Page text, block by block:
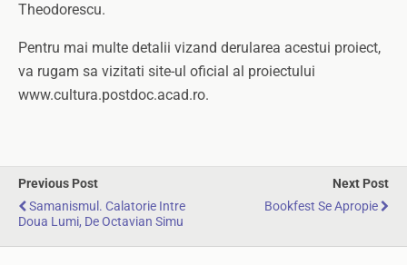
Theodorescu.
Pentru mai multe detalii vizand derularea acestui proiect,
va rugam sa vizitati site-ul oficial al proiectului
www.cultura.postdoc.acad.ro.
Previous Post
Samanismul. Calatorie Intre
Doua Lumi, De Octavian Simu
Next Post
Bookfest Se Apropie